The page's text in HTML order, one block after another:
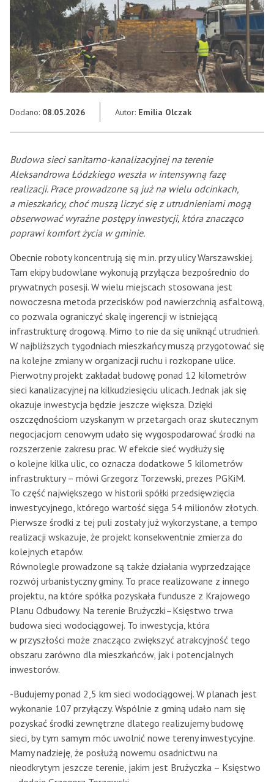
Dodano: 08.05.2026 Autor: Emilia Olczak
Budowa sieci sanitarno-kanalizacyjnej na terenie
Aleksandrowa Łódzkiego weszła w intensywną fazę
realizacji. Prace prowadzone są już na wielu odcinkach,
a mieszkańcy, choć muszą liczyć się z utrudnieniami mogą
obserwować wyraźne postępy inwestycji, która znacząco
poprawi komfort życia w gminie.
Obecnie roboty koncentrują się m.in. przy ulicy Warszawskiej.
Tam ekipy budowlane wykonują przyłącza bezpośrednio do
prywatnych posesji. W wielu miejscach stosowana jest
nowoczesna metoda przecisków pod nawierzchnią asfaltową,
co pozwala ograniczyć skalę ingerencji w istniejącą
infrastrukturę drogową. Mimo to nie da się uniknąć utrudnień.
W najbliższych tygodniach mieszkańcy muszą przygotować się
na kolejne zmiany w organizacji ruchu i rozkopane ulice.
Pierwotny projekt zakładał budowę ponad 12 kilometrów
sieci kanalizacyjnej na kilkudziesięciu ulicach. Jednak jak się
okazuje inwestycja będzie jeszcze większa. Dzięki
oszczędnościom uzyskanym w przetargach oraz skutecznym
negocjacjom cenowym udało się wygospodarować środki na
rozszerzenie zakresu prac. W efekcie sieć wydłuży się
o kolejne kilka ulic, co oznacza dodatkowe 5 kilometrów
infrastruktury – mówi Grzegorz Torzewski, prezes PGKiM.
To część największego w historii spółki przedsięwzięcia
inwestycyjnego, którego wartość sięga 54 milionów złotych.
Pierwsze środki z tej puli zostały już wykorzystane, a tempo
realizacji wskazuje, że projekt konsekwentnie zmierza do
kolejnych etapów.
Równolegle prowadzone są także działania wyprzedzające
rozwój urbanistyczny gminy. To prace realizowane z innego
projektu, na które spółka pozyskała fundusze z Krajowego
Planu Odbudowy. Na terenie Brużyczki–Księstwo trwa
budowa sieci wodociągowej. To inwestycja, która
w przyszłości może znacząco zwiększyć atrakcyjność tego
obszaru zarówno dla mieszkańców, jak i potencjalnych
inwestorów.
-Budujemy ponad 2,5 km sieci wodociągowej. W planach jest
wykonanie 107 przyłączy. Wspólnie z gminą udało nam się
pozyskać środki zewnętrzne dlatego realizujemy budowę
sieci, by tym samym móc uwolnić nowe tereny inwestycyjne.
Mamy nadzieję, że posłużą nowemu osadnictwu na
nieodkrytym jeszcze terenie, jakim jest Brużyczka – Księstwo